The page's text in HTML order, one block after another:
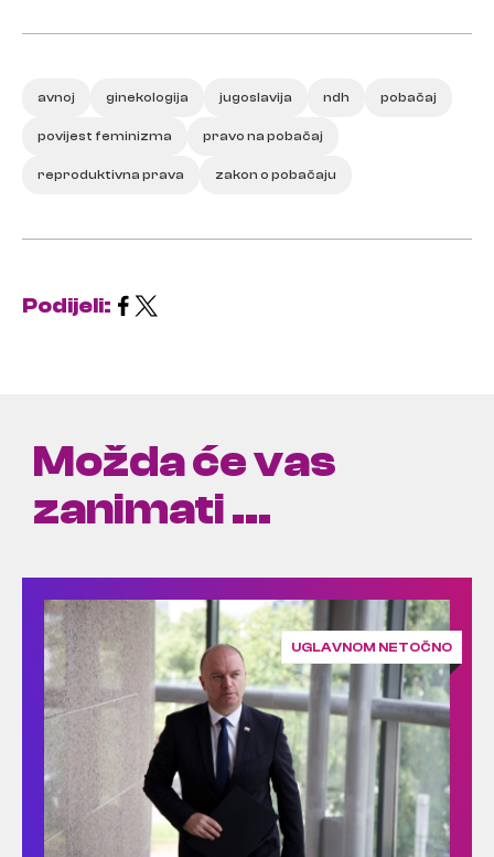
avnoj ginekologija jugoslavija ndh pobačaj
povijest feminizma pravo na pobačaj
reproduktivna prava zakon o pobačaju
Podijeli:
Možda će vas
zanimati ...
UGLAVNOM NETOČNO